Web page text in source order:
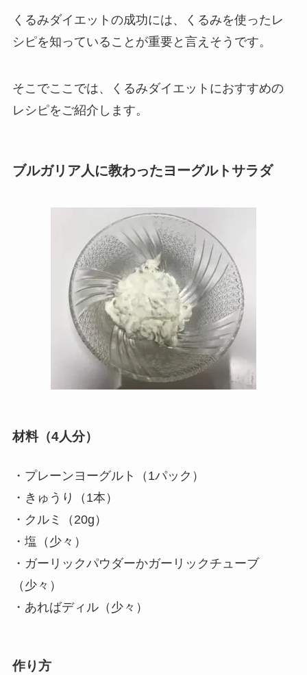
くるみダイエットの成功には、くるみを使ったレ
シピを知っていることが重要と言えそうです。
そこでここでは、くるみダイエットにおすすめの
レシピをご紹介します。
ブルガリア人に教わったヨーグルトサラダ
材料（4人分）
・プレーンヨーグルト（1パック）
・きゅうり（1本）
・クルミ（20g）
・塩（少々）
・ガーリックパウダーかガーリックチューブ
（少々）
・あればディル（少々）
作り方